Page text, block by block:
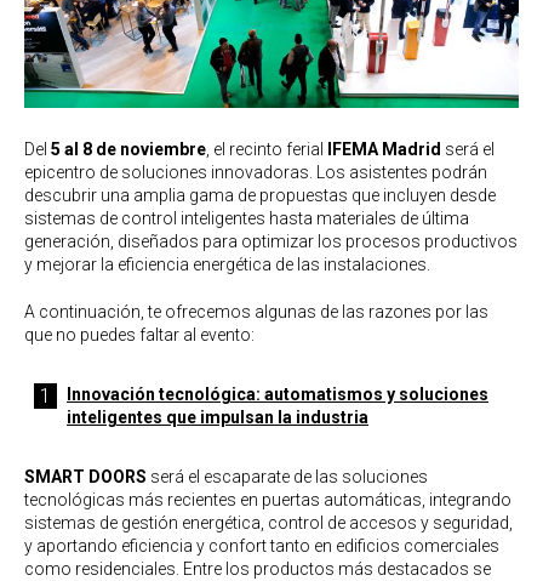
Del 5 al 8 de noviembre , el recinto ferial IFEMA Madrid será el
epicentro de soluciones innovadoras. Los asistentes podrán
descubrir una amplia gama de propuestas que incluyen desde
sistemas de control inteligentes hasta materiales de última
generación, diseñados para optimizar los procesos productivos
y mejorar la eficiencia energética de las instalaciones.
A continuación, te ofrecemos algunas de las razones por las
que no puedes faltar al evento:
Innovación tecnológica: automatismos y soluciones
inteligentes que impulsan la industria
SMART DOORS será el escaparate de las soluciones
tecnológicas más recientes en puertas automáticas, integrando
sistemas de gestión energética, control de accesos y seguridad,
y aportando eficiencia y confort tanto en edificios comerciales
como residenciales. Entre los productos más destacados se